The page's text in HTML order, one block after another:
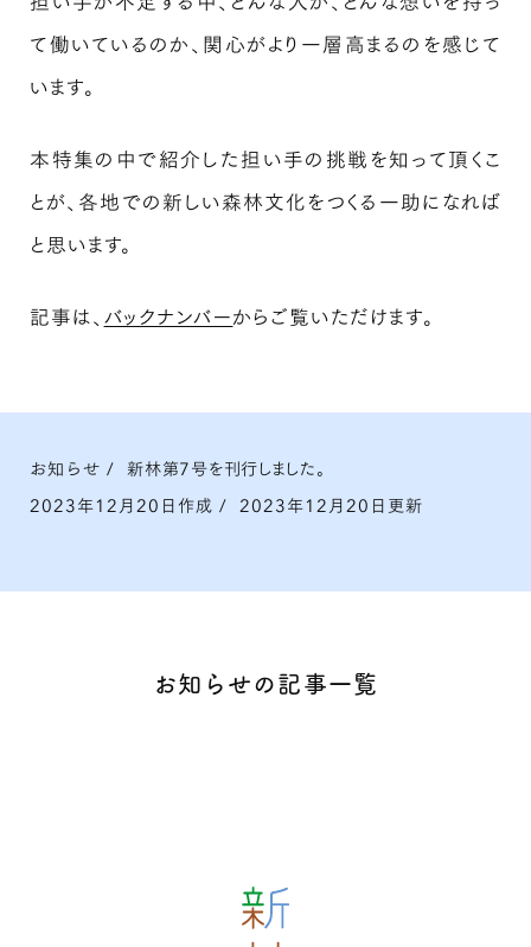
て働いているのか、関心がより一層高まるのを感じて
います。
本特集の中で紹介した担い手の挑戦を知って頂くこ
とが、各地での新しい森林文化をつくる一助になれば
と思います。
記事は、バックナンバーからご覧いただけます。
お知らせ / 新林第7号を刊行しました。
2023年12月20日作成 / 2023年12月20日更新
お知らせの記事一覧